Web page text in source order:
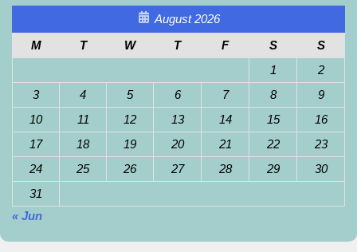
August 2026
M
T W T F S
S
1
2
3
4 5 6 7 8
9
10
11 12 13 14 15
16
17
18 19 20 21 22
23
24
25 26 27 28 29
30
31
« Jun